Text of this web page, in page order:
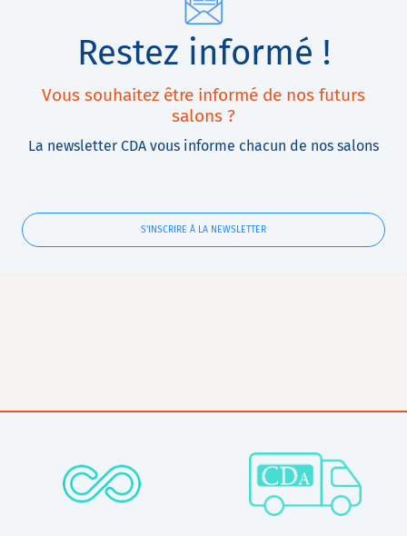
Restez informé !
Vous souhaitez être informé de nos futurs
salons ?
La newsletter CDA vous informe chacun de nos salons
S'INSCRIRE À LA NEWSLETTER